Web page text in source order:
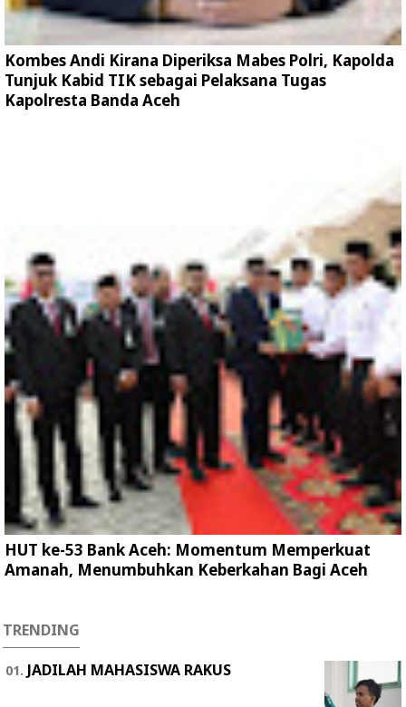
Kombes Andi Kirana Diperiksa Mabes Polri, Kapolda
Tunjuk Kabid TIK sebagai Pelaksana Tugas
Kapolresta Banda Aceh
HUT ke-53 Bank Aceh: Momentum Memperkuat
Amanah, Menumbuhkan Keberkahan Bagi Aceh
TRENDING
JADILAH MAHASISWA RAKUS